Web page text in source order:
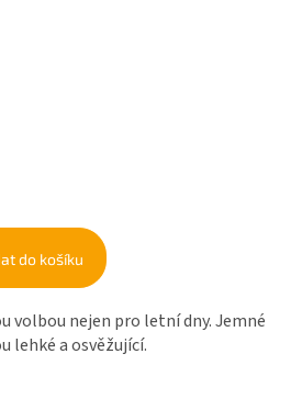
do košíku
volbou nejen pro letní dny. Jemné
lehké a osvěžující.